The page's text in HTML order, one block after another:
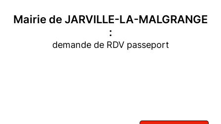
Mairie de JARVILLE-LA-MALGRANGE
:
demande de RDV passeport